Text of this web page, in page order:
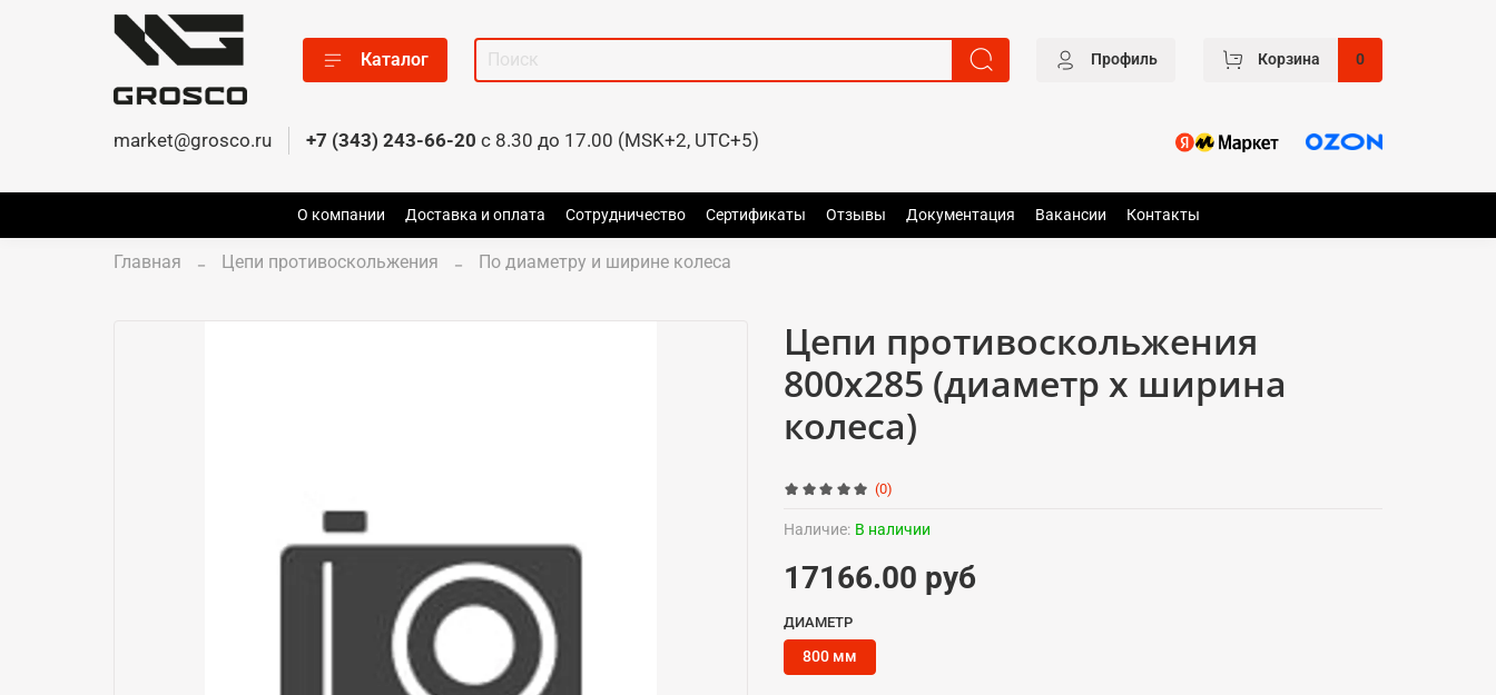
Каталог Профиль Корзина 0
market@grosco.ru +7 (343) 243-66-20 c 8.30 до 17.00 (MSK+2, UTC+5)
О компании Доставка и оплата Сотрудничество Сертификаты Отзывы Документация Вакансии Контакты
Главная Цепи противоскольжения По диаметру и ширине колеса
(0)
Наличие: В наличии
Цепи противоскольжения
800x285 (диаметр x ширина
колеса)
17166.00 руб
ДИАМЕТР
800 мм